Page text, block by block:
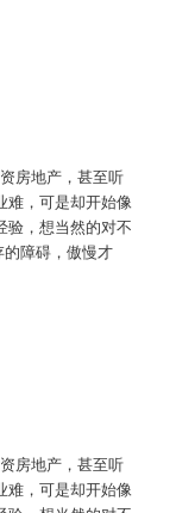
房地产，甚至听
难，可是却开始像
验，想当然的对不
障碍，傲慢才
房地产，甚至听
难，可是却开始像